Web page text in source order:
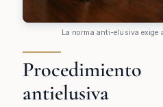
La norma anti-elusiva exige
antielusiva